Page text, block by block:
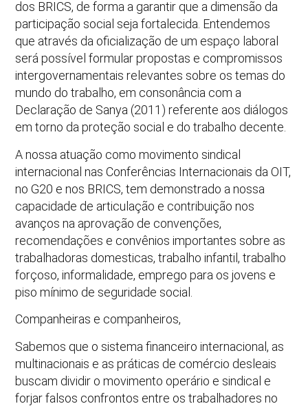
dos BRICS, de forma a garantir que a dimensão da
participação social seja fortalecida. Entendemos
que através da oficialização de um espaço laboral
será possível formular propostas e compromissos
intergovernamentais relevantes sobre os temas do
mundo do trabalho, em consonância com a
Declaração de Sanya (2011) referente aos diálogos
em torno da proteção social e do trabalho decente.
A nossa atuação como movimento sindical
internacional nas Conferências Internacionais da OIT,
no G20 e nos BRICS, tem demonstrado a nossa
capacidade de articulação e contribuição nos
avanços na aprovação de convenções,
recomendações e convênios importantes sobre as
trabalhadoras domesticas, trabalho infantil, trabalho
forçoso, informalidade, emprego para os jovens e
piso mínimo de seguridade social.
Companheiras e companheiros,
Sabemos que o sistema financeiro internacional, as
multinacionais e as práticas de comércio desleais
buscam dividir o movimento operário e sindical e
forjar falsos confrontos entre os trabalhadores no